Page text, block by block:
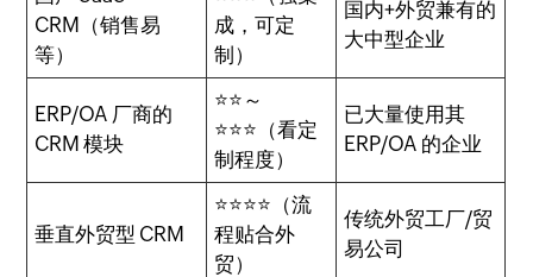
CRM（销售易
等）
成，可定
制）
国内+外贸兼有的
大中型企业
ERP/OA 厂商的
CRM 模块
⭐⭐～
⭐⭐⭐（看定
制程度）
已大量使用其
ERP/OA 的企业
垂直外贸型 CRM
⭐⭐⭐⭐（流
程贴合外
贸）
传统外贸工厂/贸
易公司